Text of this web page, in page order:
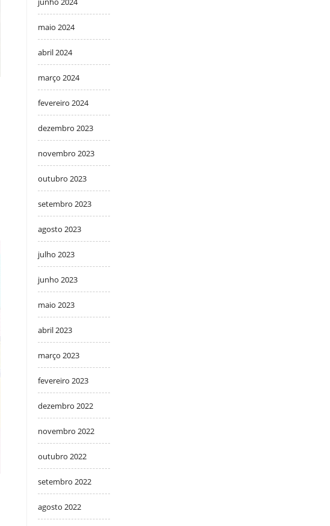
maio 2024
abril 2024
março 2024
fevereiro 2024
dezembro 2023
novembro 2023
outubro 2023
setembro 2023
agosto 2023
julho 2023
junho 2023
maio 2023
abril 2023
março 2023
fevereiro 2023
dezembro 2022
novembro 2022
outubro 2022
setembro 2022
agosto 2022